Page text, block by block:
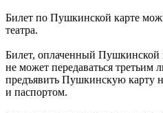
Билет по Пушкинской карте
театра.
Билет, оплаченный Пушкинской
не может передаваться третьим
предъявить Пушкинскую карту
и паспортом.